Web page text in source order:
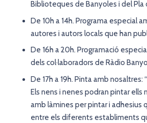
Biblioteques de Banyoles i del Pla
De 10h a 14h. Programa especial
autores i autors locals que han
De 16h a 20h. Programació
dels col·laboradors de Ràdio
De 17h a 19h. Pinta amb nosaltres:
Els nens i nenes podran pintar ells
amb làmines per pintar i adhesius
entre els diferents establiments